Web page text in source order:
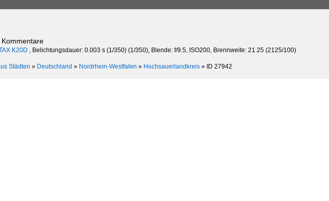
K20D , Belichtungsdauer: 0.003 s (1/350) (1/350), Blende: f/9.5, ISO200, Brennweite: 21.25 (2125/100)
Städten » Deutschland » Nordrhein-Westfalen » Hochsauerlandkreis » ID 27942